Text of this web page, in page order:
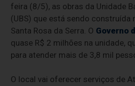
feira (8/5), as obras da Unidade
(UBS) que está sendo construída
Santa Rosa da Serra. O Governo
quase R$ 2 milhões na unidade,
para atender mais de 3,8 mil
O local vai oferecer serviços de